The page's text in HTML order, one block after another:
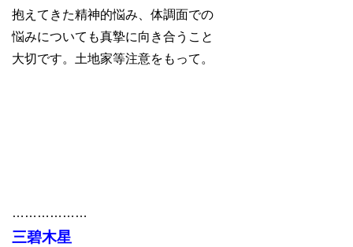
抱えてきた精神的悩み、体調面での
悩みについても真摯に向き合うこと
大切です。土地家等注意をもって。
………………
三碧木星